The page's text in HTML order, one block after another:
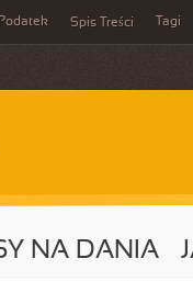
Podatek Spis Treści Tagi
NA DANIA –